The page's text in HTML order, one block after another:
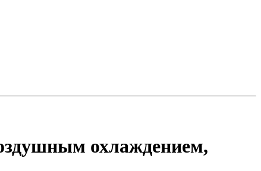
охлаждением,